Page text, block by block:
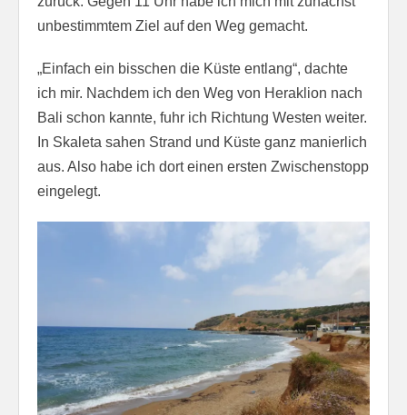
unbestimmtem Ziel auf den Weg gemacht.
„Einfach ein bisschen die Küste entlang“, dachte
ich mir. Nachdem ich den Weg von Heraklion nach
Bali schon kannte, fuhr ich Richtung Westen weiter.
In Skaleta sahen Strand und Küste ganz manierlich
aus. Also habe ich dort einen ersten Zwischenstopp
eingelegt.